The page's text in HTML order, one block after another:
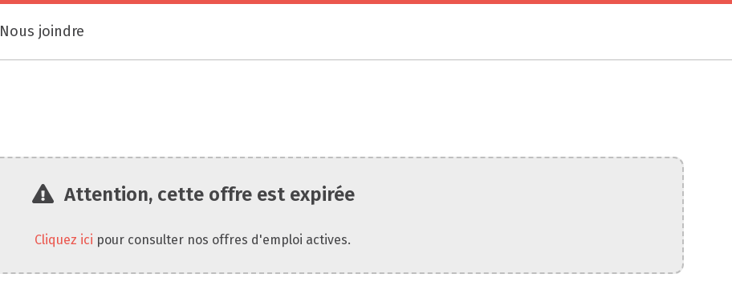
Nous joindre
Attention, cette offre est expirée
Cliquez ici pour consulter nos offres d'emploi actives.